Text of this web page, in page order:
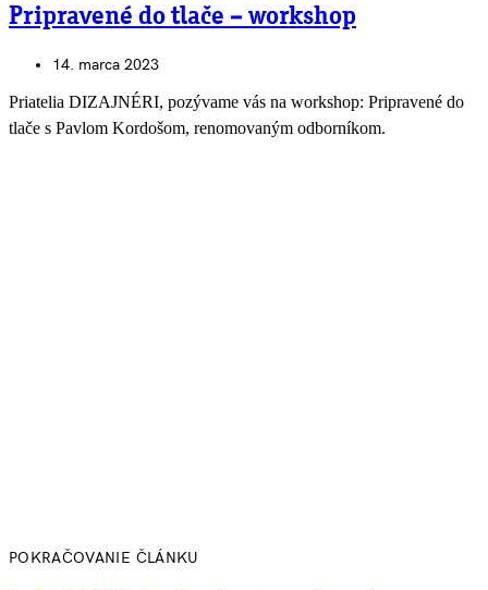
Pripravené do tlače – workshop
14. marca 2023
Priatelia DIZAJNÉRI, pozývame vás na workshop: Pripravené do
tlače s Pavlom Kordošom, renomovaným odborníkom.
POKRAČOVANIE ČLÁNKU